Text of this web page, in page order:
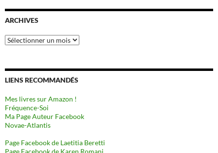
ARCHIVES
Archives
LIENS RECOMMANDÉS
Mes livres sur Amazon !
Fréquence-Soi
Ma Page Auteur Facebook
Novae-Atlantis
Page Facebook de Laetitia Beretti
Page Facebook de Karen Romani